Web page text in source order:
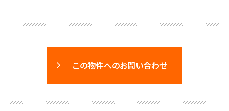
この物件へのお問い合わせ